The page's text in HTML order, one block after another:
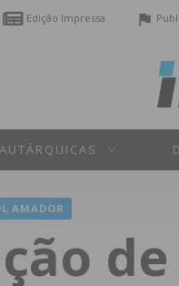
Edição Impressa
AUTÁRQUICAS
AMADOR